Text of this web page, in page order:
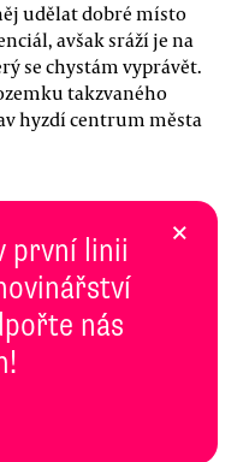
udělat dobré místo
avšak sráží je na
se chystám vyprávět.
takzvaného
hyzdí centrum města
první linii
nás
×